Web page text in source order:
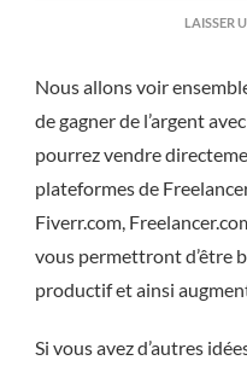
LAISSER
Nous allons voir
de gagner de l’argent
pourrez vendre
plateformes de
Fiverr.com,
vous permettront d’être
productif et ainsi
Si vous avez d’autres